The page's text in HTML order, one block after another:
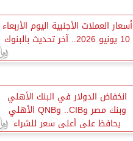
أسعار العملات الأجنبية اليوم الأربعاء
10 يونيو 2026.. آخر تحديث بالبنوك
انخفاض الدولار في البنك الأهلي
وبنك مصر وCIB.. وQNB الأهلي
يحافظ على أعلى سعر للشراء